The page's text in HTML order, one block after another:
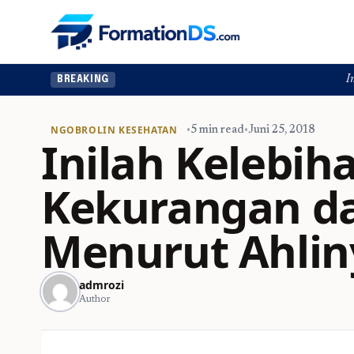
BREAKING Ingin
NGOBROLIN KESEHATAN •5 min read•Juni 25, 2018
Inilah
Kekurangan
Menurut
admrozi
Author